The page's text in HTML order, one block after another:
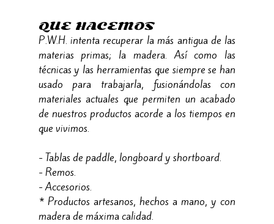
QUE HACEMOS
P.W.H. intenta recuperar la más antigua de las
materias primas; la madera. Así como las
técnicas y las herramientas que siempre se han
usado para trabajarla, fusionándolas con
materiales actuales que permiten un acabado
de nuestros productos acorde a los tiempos en
que vivimos.
- Tablas de paddle, longboard y shortboard.
- Remos.
- Accesorios.
* Productos artesanos, hechos a mano, y con
madera de máxima calidad.